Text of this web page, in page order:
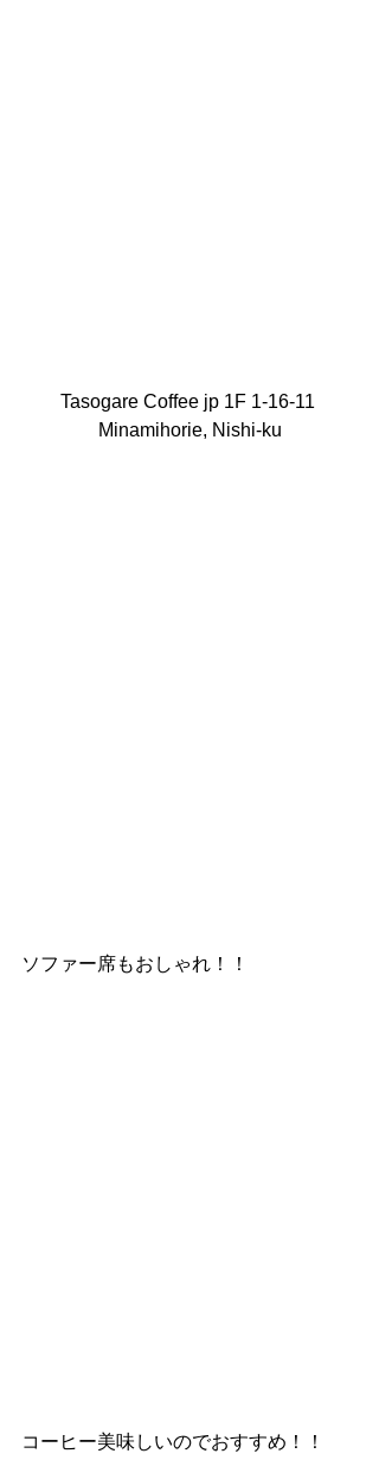
Tasogare Coffee jp 1F 1-16-11
Minamihorie, Nishi-ku
ソファー席もおしゃれ！！
コーヒー美味しいのでおすすめ！！